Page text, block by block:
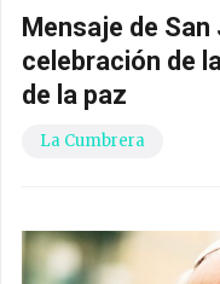
Mensaje de
celebración de
de la paz
La Cumbrera